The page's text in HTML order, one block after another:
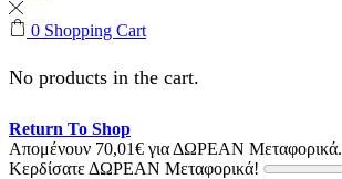
0 Shopping Cart
No products in the cart.
Return To Shop
Απομένουν 70,01€ για ΔΩΡΕΑΝ Μεταφορικά.
Κερδίσατε ΔΩΡΕΑΝ Μεταφορικά!